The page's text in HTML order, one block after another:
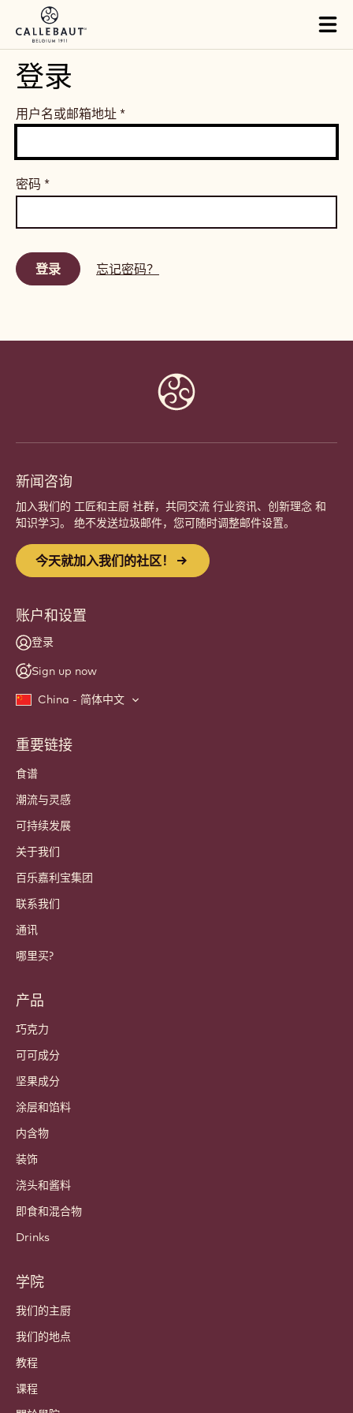
Skip to main content
登录
用户名或邮箱地址 *
密码 *
忘记密码？
新闻咨询
加入我们的 工匠和主厨 社群，共同交流 行业资讯、创新理念 和
知识学习。 绝不发送垃圾邮件，您可随时调整邮件设置。
今天就加入我们的社区！
账户和设置
登录
Sign up now
China - 简体中文
Footer
Callebaut
重要链接
食谱
潮流与灵感
可持续发展
关于我们
百乐嘉利宝集团
联系我们
通讯
哪里买?
产品
巧克力
可可成分
坚果成分
涂层和馅料
内含物
装饰
浇头和酱料
即食和混合物
Drinks
学院
我们的主厨
我们的地点
教程
课程